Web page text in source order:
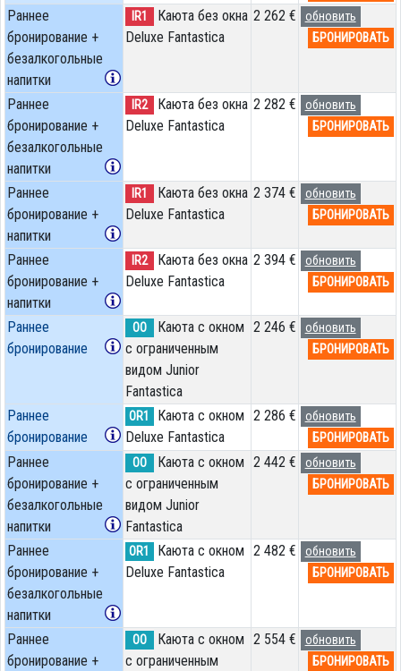
Раннее
бронирование +
безалкогольные
напитки
IR1
Каюта без окна
Deluxe Fantastica
2 262 €
обновить
БРОНИРОВАТЬ
Раннее
бронирование +
безалкогольные
напитки
IR2
Каюта без окна
Deluxe Fantastica
2 282 €
обновить
БРОНИРОВАТЬ
Раннее
бронирование +
напитки
IR1
Каюта без окна
Deluxe Fantastica
2 374 €
обновить
БРОНИРОВАТЬ
Раннее
бронирование +
напитки
IR2
Каюта без окна
Deluxe Fantastica
2 394 €
обновить
БРОНИРОВАТЬ
Раннее
бронирование
OO
Каюта с окном
с ограниченным
видом Junior
Fantastica
2 246 €
обновить
БРОНИРОВАТЬ
Раннее
бронирование
OR1
Каюта с окном
Deluxe Fantastica
2 286 €
обновить
БРОНИРОВАТЬ
Раннее
бронирование +
безалкогольные
напитки
OO
Каюта с окном
с ограниченным
видом Junior
Fantastica
2 442 €
обновить
БРОНИРОВАТЬ
Раннее
бронирование +
безалкогольные
напитки
OR1
Каюта с окном
Deluxe Fantastica
2 482 €
обновить
БРОНИРОВАТЬ
Раннее
бронирование +
OO
Каюта с окном
с ограниченным
2 554 €
обновить
БРОНИРОВАТЬ